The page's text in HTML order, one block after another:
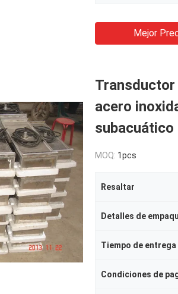
Mejor
Transductor
acero
subacuático
MOQ: 1pcs
Resaltar
Detalles de
Tiempo de entrega
Condiciones de